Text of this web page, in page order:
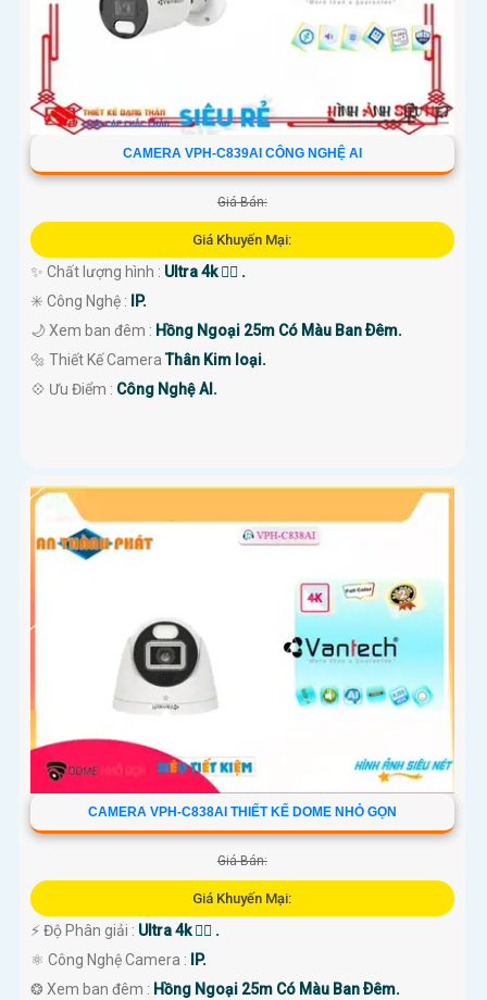
CAMERA VPH-C839AI CÔNG NGHỆ AI
Giá Bán:
Giá Khuyến Mại:
✨ Chất lượng hình : Ultra 4k 👍🏾 .
✳️ Công Nghệ :
IP.
🌙 Xem ban đêm : Hồng Ngoại 25m Có Màu Ban Ðêm.
🔩 Thiết Kế CameraThân Kim loại.
️💠 Ưu Điểm : Công Nghệ AI.
CAMERA VPH-C838AI THIẾT KẾ DOME NHỎ GỌN
Giá Bán:
Giá Khuyến Mại:
️⚡ Độ Phân giải : Ultra 4k 👍🏾 .
⚛️ Công Nghệ Camera :
IP.
❂ Xem ban đêm : Hồng Ngoại 25m Có Màu Ban Ðêm.